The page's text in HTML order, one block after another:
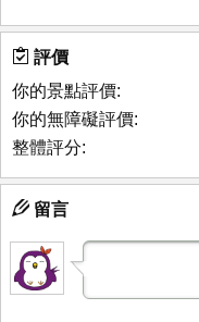
評價
你的景點評價:
你的無障礙評價:
整體評分:
留言